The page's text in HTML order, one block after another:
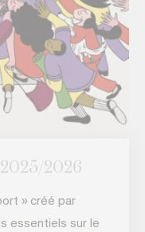
2026
» créé par
essentiels sur le